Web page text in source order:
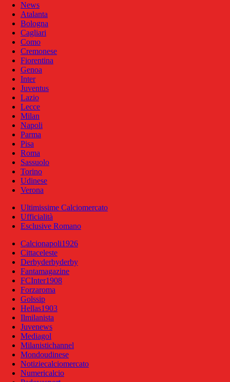
News
Atalanta
Bologna
Cagliari
Como
Cremonese
Fiorentina
Genoa
Inter
Juventus
Lazio
Lecce
Milan
Napoli
Parma
Pisa
Roma
Sassuolo
Torino
Udinese
Verona
Ultimissime Calciomercato
Ufficialità
Esclusive Romano
Calcionapoli1926
Cittaceleste
Derbyderbyderby
Fantamagazine
FCInter1908
Forzaroma
Golssip
Hellas1903
Ilmilanista
Juvenews
Mediagol
Milanistichannel
Mondoudinese
Notiziecalciomercato
Numericalcio